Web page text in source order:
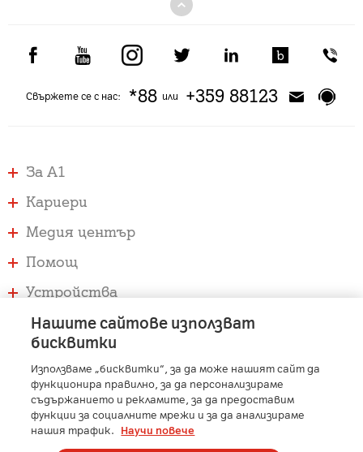
Свържете се с нас: *88или +359 88123
За А1
Кариери
Медия център
Помощ
Устройства
Услуги
A1 Austria - A1 Croatia - A1 Serbia - A1 Belarus
A1 Bulgaria
- A1 Macedonia - A1 Slovenia
A1 Digital
- Member of A1 Group
Нашите сайтове използват
бисквитки
Използваме „бисквитки“, за да може нашият сайт да
функционира правилно, за да персонализираме
съдържанието и рекламите, за да предоставим
функции за социалните мрежи и за да анализираме
нашия трафик.
Научи повече